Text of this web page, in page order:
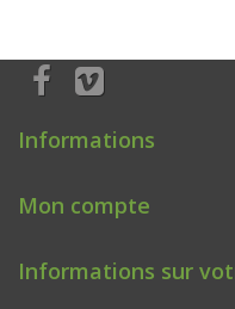
Informations
Mon compte
Informations sur